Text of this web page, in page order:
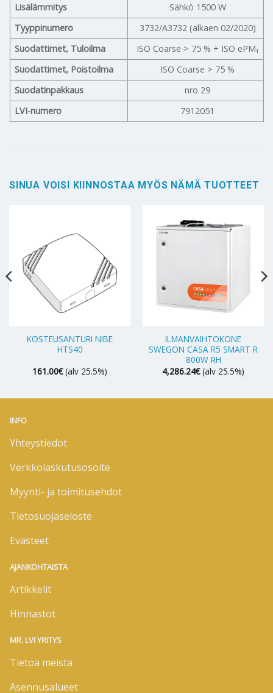
Lisälämmitys
Sähkö 1500 W
Tyyppinumero
3732/A3732 (alkaen 02/2020)
Suodattimet, Tuloilma
ISO Coarse > 75 % + ISO ePM₁
Suodattimet, Poistoilma
ISO Coarse > 75 %
Suodatinpakkaus
nro 29
LVI-numero
7912051
SINUA VOISI KIINNOSTAA MYÖS NÄMÄ TUOTTEET
KOSTEUSANTURI NIBE
HTS40
161.00€ (alv 25.5%)
ILMANVAIHTOKONE
SWEGON CASA R5 SMART R
800W RH
4,286.24€ (alv 25.5%)
INFO
Yhteystiedot
Verkkolaskutusosoite
Myynti- ja toimitusehdot
Tietosuojaseloste
Evästeet
AJANKOHTAISTA
Artikkelit
Hinnastot
MR. LVI YRITYS
Tietoa meistä
Asennusalueet